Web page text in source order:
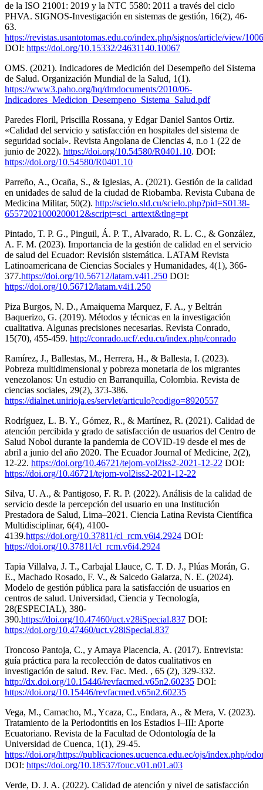
de la ISO 21001: 2019 y la NTC 5580: 2011 a través del ciclo
PHVA. SIGNOS-Investigación en sistemas de gestión, 16(2), 46-
63.
https://revistas.usantotomas.edu.co/index.php/signos/article/view/
DOI: https://doi.org/10.15332/24631140.10067
OMS. (2021). Indicadores de Medición del Desempeño del Sistema
de Salud. Organización Mundial de la Salud, 1(1).
https://www3.paho.org/hq/dmdocuments/2010/06-
Indicadores_Medicion_Desempeno_Sistema_Salud.pdf
Paredes Floril, Priscilla Rossana, y Edgar Daniel Santos Ortiz.
«Calidad del servicio y satisfacción en hospitales del sistema de
seguridad social». Revista Angolana de Ciencias 4, n.o 1 (22 de
junio de 2022). https://doi.org/10.54580/R0401.10. DOI:
https://doi.org/10.54580/R0401.10
Parreño, A., Ocaña, S., & Iglesias, A. (2021). Gestión de la calidad
en unidades de salud de la ciudad de Riobamba. Revista Cubana de
Medicina Militar, 50(2). http://scielo.sld.cu/scielo.php?pid=S0138-
65572021000200012&script=sci_arttext&tlng=pt
Pintado, T. P. G., Pinguil, Á. P. T., Alvarado, R. L. C., & González,
A. F. M. (2023). Importancia de la gestión de calidad en el servicio
de salud del Ecuador: Revisión sistemática. LATAM Revista
Latinoamericana de Ciencias Sociales y Humanidades, 4(1), 366-
377.https://doi.org/10.56712/latam.v4i1.250 DOI:
https://doi.org/10.56712/latam.v4i1.250
Piza Burgos, N. D., Amaiquema Marquez, F. A., y Beltrán
Baquerizo, G. (2019). Métodos y técnicas en la investigación
cualitativa. Algunas precisiones necesarias. Revista Conrado,
15(70), 455-459. http://conrado.ucf/.edu.cu/index.php/conrado
Ramírez, J., Ballestas, M., Herrera, H., & Ballesta, I. (2023).
Pobreza multidimensional y pobreza monetaria de los migrantes
venezolanos: Un estudio en Barranquilla, Colombia. Revista de
ciencias sociales, 29(2), 373-386.
https://dialnet.unirioja.es/servlet/articulo?codigo=8920557
Rodríguez, L. B. Y., Gómez, R., & Martínez, R. (2021). Calidad de
atención percibida y grado de satisfacción de usuarios del Centro de
Salud Nobol durante la pandemia de COVID-19 desde el mes de
abril a junio del año 2020. The Ecuador Journal of Medicine, 2(2),
12-22. https://doi.org/10.46721/tejom-vol2iss2-2021-12-22 DOI:
https://doi.org/10.46721/tejom-vol2iss2-2021-12-22
Silva, U. A., & Pantigoso, F. R. P. (2022). Análisis de la calidad de
servicio desde la percepción del usuario en una Institución
Prestadora de Salud, Lima–2021. Ciencia Latina Revista Científica
Multidisciplinar, 6(4), 4100-
4139.https://doi.org/10.37811/cl_rcm.v6i4.2924 DOI:
https://doi.org/10.37811/cl_rcm.v6i4.2924
Tapia Villalva, J. T., Carbajal Llauce, C. T. D. J., Plúas Morán, G.
E., Machado Rosado, F. V., & Salcedo Galarza, N. E. (2024).
Modelo de gestión pública para la satisfacción de usuarios en
centros de salud. Universidad, Ciencia y Tecnología,
28(ESPECIAL), 380-
390.https://doi.org/10.47460/uct.v28iSpecial.837 DOI:
https://doi.org/10.47460/uct.v28iSpecial.837
Troncoso Pantoja, C., y Amaya Placencia, A. (2017). Entrevista:
guía práctica para la recolección de datos cualitativos en
investigación de salud. Rev. Fac. Med. , 65 (2), 329-332.
http://dx.doi.org/10.15446/revfacmed.v65n2.60235 DOI:
https://doi.org/10.15446/revfacmed.v65n2.60235
Vega, M., Camacho, M., Ycaza, C., Endara, A., & Mera, V. (2023).
Tratamiento de la Periodontitis en los Estadios I–III: Aporte
Ecuatoriano. Revista de la Facultad de Odontología de la
Universidad de Cuenca, 1(1), 29-45.
https://doi.org/https://publicaciones.ucuenca.edu.ec/ojs/index.php/
DOI: https://doi.org/10.18537/fouc.v01.n01.a03
Verde, D. J. A. (2022). Calidad de atención y nivel de satisfacción